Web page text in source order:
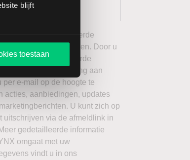
blijft
toestaan
de door mij geselecteerde
van LYNX ontvangen. Door u
voor de geselecteerde
geeft u toestemming aan
per e-mail op de hoogte te
acties, aanbiedingen, updates
U kunt zich op
uitschrijven via de afmeldlink in
gedetailleerde informatie
omgaat met uw
vindt u in ons